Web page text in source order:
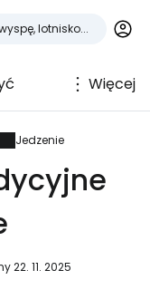
Więcej
Jedzenie
22. 11. 2025